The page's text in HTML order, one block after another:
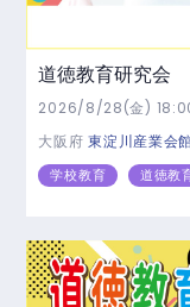
道徳教育研究会
2026/8/28(金)
大阪府東淀川産業会
学校教育 道徳教